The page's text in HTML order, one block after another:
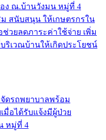
ง ณ.บ้านวังมน หมู่ที่ 4
ม สนับสนุน ให้เกษตรกรใน
วยลดภาระค่าใช้จ่าย เพิ่ม
ริเวณบ้านให้เกิดประโยชน์